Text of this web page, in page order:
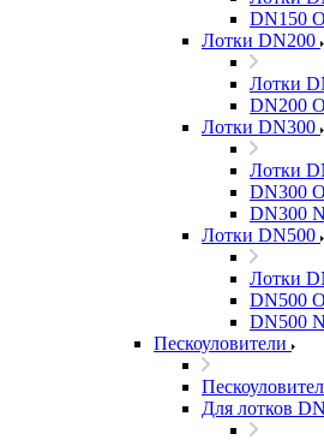
DN150
Лотки DN200
Лотки
DN200
Лотки DN300
Лотки
DN300
DN300
Лотки DN500
Лотки
DN500
DN500
Пескоуловители
Для лотков